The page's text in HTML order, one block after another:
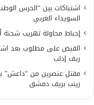
اشتباكات بين “الحرس
السويداء الغربي
إحباط محاولة تهريب
ريف إدلب
مقتل عنصرين من “داعش”
زينب بريف دمشق